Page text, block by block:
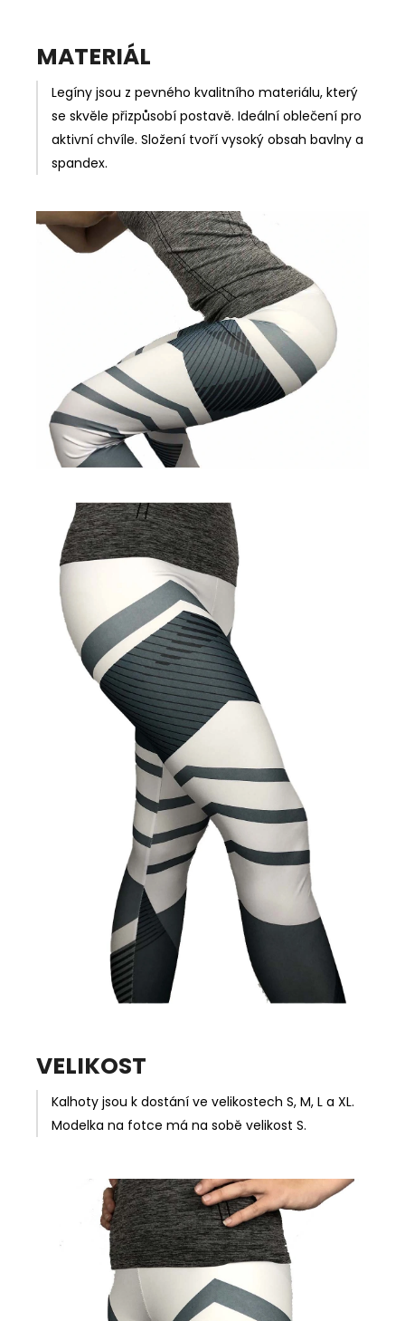
MATERIÁL
Legíny jsou z pevného kvalitního materiálu, který
se skvěle přizpůsobí postavě. Ideální oblečení pro
aktivní chvíle. Složení tvoří vysoký obsah bavlny a
spandex.
VELIKOST
Kalhoty jsou k dostání ve velikostech S, M, L a XL.
Modelka na fotce má na sobě velikost S.